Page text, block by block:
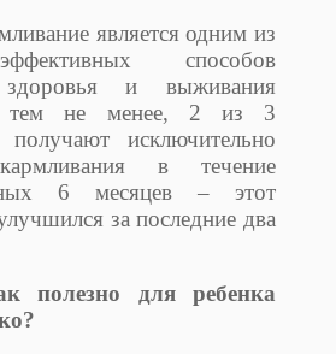
является одним из
способов
здоровья и выживания
тем не менее, 2 из 3
исключительно
в течение
6 месяцев – этот
за последние два
полезно для ребенка